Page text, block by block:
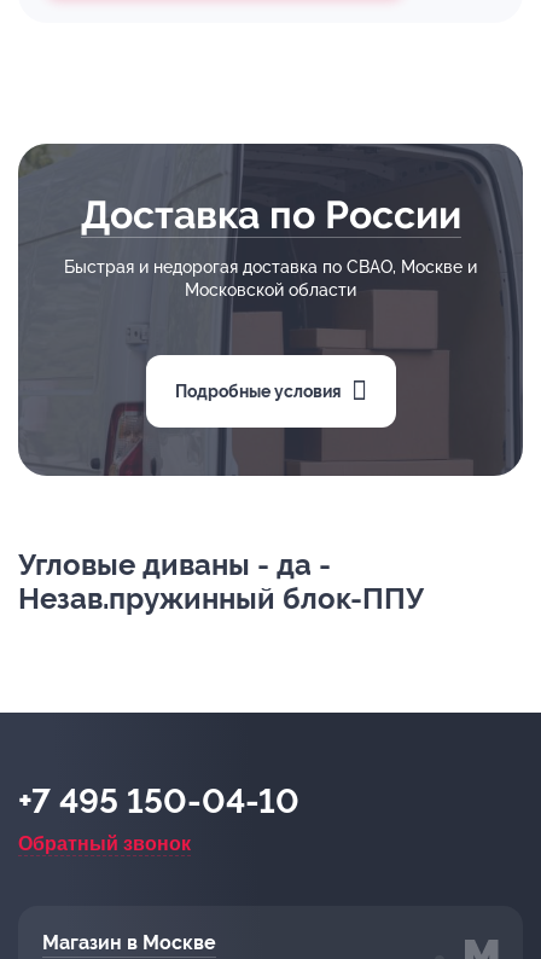
Доставка по России
Быстрая и недорогая доставка по СВАО, Москве и
Московской области
Подробные условия
Угловые диваны - да -
Незав.пружинный блок-ППУ
+7 495 150-04-10
Обратный звонок
Магазин в Москве